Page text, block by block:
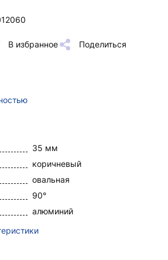
В избранное Поделиться
35 мм
коричневый
овальная
90°
алюминий